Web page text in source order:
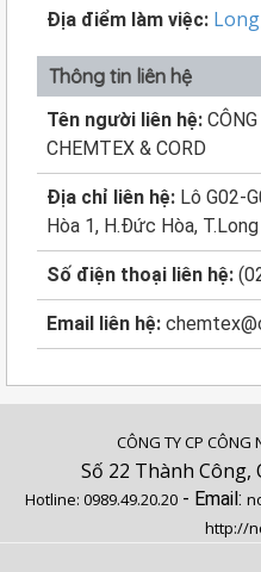
Địa điểm làm việc:
Thông tin liên hệ
Tên người liên hệ:
CHEMTEX & CORD
Địa chỉ liên hệ: Lô G02-
Hòa 1, H.Đức Hòa,
Số điện thoại liên hệ:
Email liên hệ:
CÔNG TY CP CÔNG
Số 22 Thành
Hotline: 0989.49.20.20- Email:
http://